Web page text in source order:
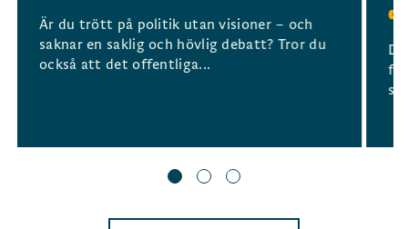
Är du trött på politik utan visioner – och
saknar en saklig och hövlig debatt? Tror du
också att det offentliga...